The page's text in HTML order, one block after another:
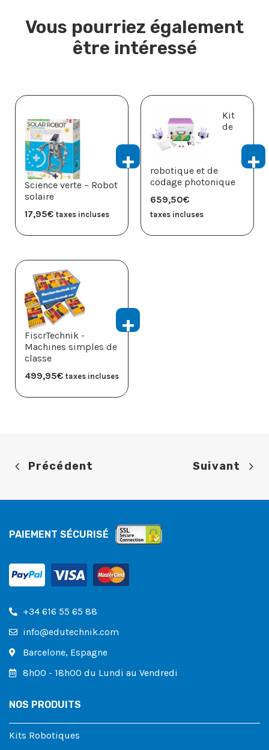
Vous pourriez également
être intéressé
Science verte – Robot
solaire
17,95€ taxes incluses
Kit
de
robotique et de
codage photonique
659,50€
taxes incluses
FiscrTechnik -
Machines simples de
classe
499,95€ taxes incluses
Précédent Suivant
PAIEMENT SÉCURISÉ
+34 616 55 65 88
info@edutechnik.com
Barcelone, Espagne
8h00 - 18h00 du Lundi au Vendredi
NOS PRODUITS
Kits Robotiques